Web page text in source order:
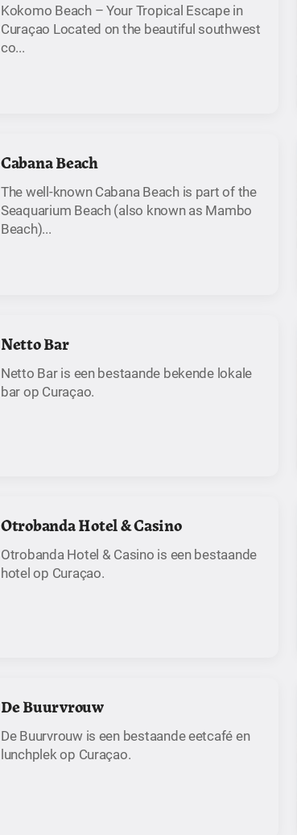
Kokomo Beach – Your Tropical Escape in
Curaçao Located on the beautiful southwest
co...
Cabana Beach
The well-known Cabana Beach is part of the
Seaquarium Beach (also known as Mambo
Beach)...
Netto Bar
Netto Bar is een bestaande bekende lokale
bar op Curaçao.
Otrobanda Hotel & Casino
Otrobanda Hotel & Casino is een bestaande
hotel op Curaçao.
De Buurvrouw
De Buurvrouw is een bestaande eetcafé en
lunchplek op Curaçao.